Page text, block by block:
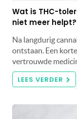
Wat is THC-
niet meer helpt?
Na langdurig
ontstaan. Een
vertrouwde
LEES VERDER